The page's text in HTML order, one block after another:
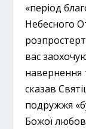
«період
Небесного
вас
навернення
сказав
подружжя
Божої